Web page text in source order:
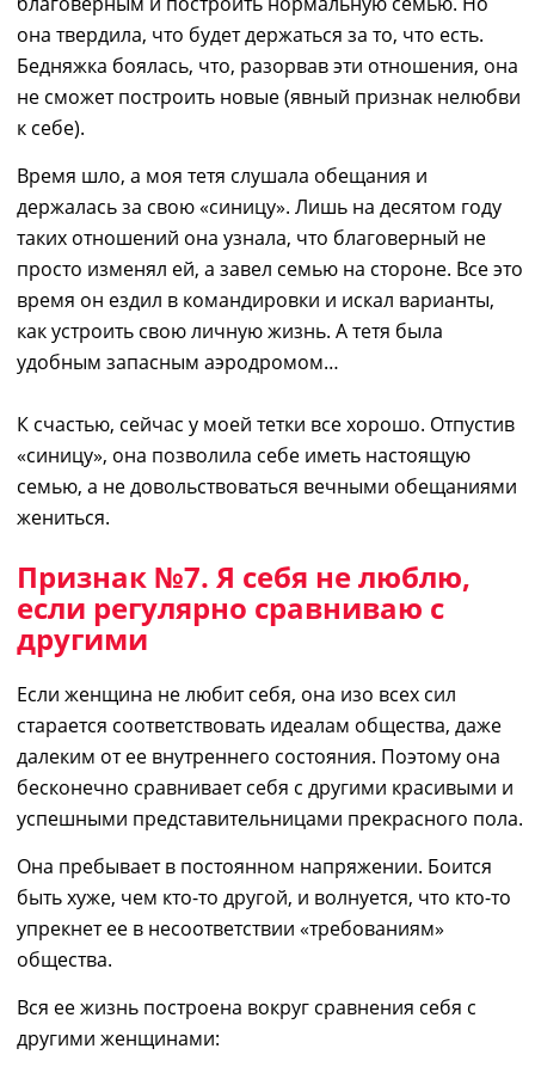
она твердила, что будет держаться за то, что есть.
Бедняжка боялась, что, разорвав эти отношения, она
не сможет построить новые (явный признак нелюбви
к себе).
Время шло, а моя тетя слушала обещания и
держалась за свою «синицу». Лишь на десятом году
таких отношений она узнала, что благоверный не
просто изменял ей, а завел семью на стороне. Все это
время он ездил в командировки и искал варианты,
как устроить свою личную жизнь. А тетя была
удобным запасным аэродромом…
К счастью, сейчас у моей тетки все хорошо. Отпустив
«синицу», она позволила себе иметь настоящую
семью, а не довольствоваться вечными обещаниями
жениться.
Признак №7. Я себя не люблю,
если регулярно сравниваю с
другими
Если женщина не любит себя, она изо всех сил
старается соответствовать идеалам общества, даже
далеким от ее внутреннего состояния. Поэтому она
бесконечно сравнивает себя с другими красивыми и
успешными представительницами прекрасного пола.
Она пребывает в постоянном напряжении. Боится
быть хуже, чем кто-то другой, и волнуется, что кто-то
упрекнет ее в несоответствии «требованиям»
общества.
Вся ее жизнь построена вокруг сравнения себя с
другими женщинами: